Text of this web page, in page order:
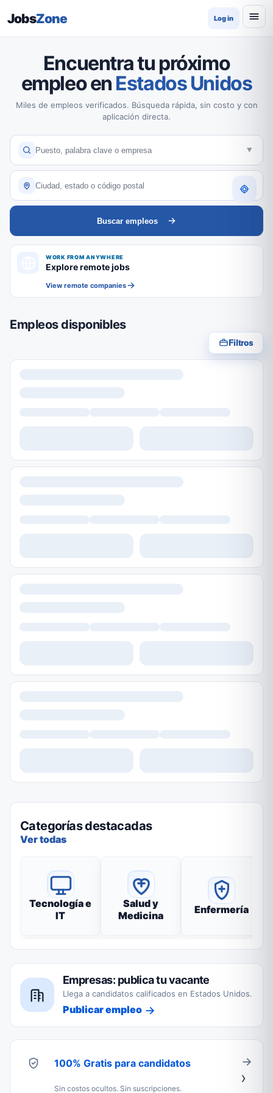
JobsZone Log in
Encuentra tu próximo
empleo en Estados Unidos
Miles de empleos verificados. Búsqueda rápida, sin costo y con
aplicación directa.
Buscar empleos
WORK FROM ANYWHERE
Explore remote jobs
View remote companies
Empleos disponibles
Filtros
Categorías destacadas
Ver todas
Tecnología e
IT
Salud y
Medicina
Enfermería
Empresas: publica tu vacante
Llega a candidatos calificados en Estados Unidos.
Publicar empleo
100% Gratis para candidatos
Sin costos ocultos. Sin suscripciones.